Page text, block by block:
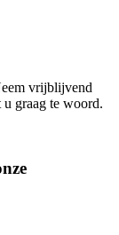
vrijblijvend
u graag te woord.